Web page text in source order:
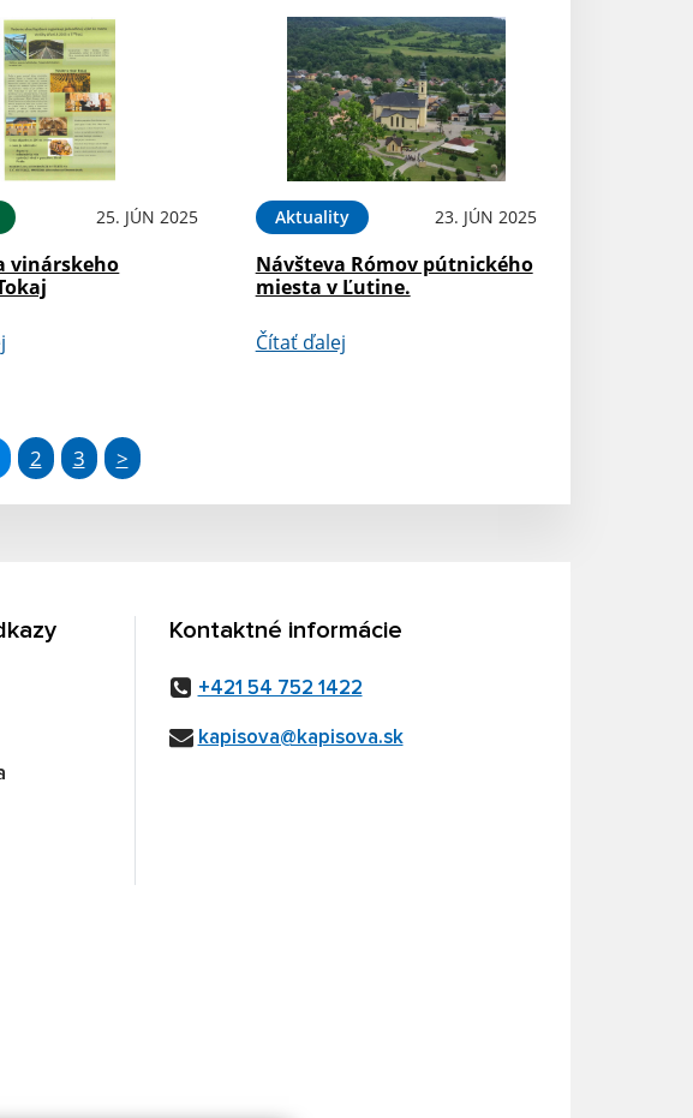
25. JÚN 2025
vinárskeho
Aktuality 23. JÚN 2025
Návšteva Rómov pútnického
miesta v Ľutine.
Čítať ďalej
2 3 >
Kontaktné informácie
+421 54 752 1422
kapisova@kapisova.sk